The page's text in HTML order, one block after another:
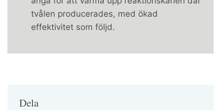
Dela
tvålen producerades, med ökad
effektivitet som följd.